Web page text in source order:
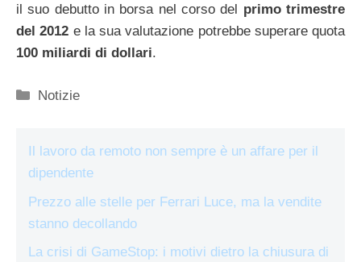
il suo debutto in borsa nel corso del primo trimestre
del 2012 e la sua valutazione potrebbe superare quota
100 miliardi di dollari.
Categorie
Notizie
Il lavoro da remoto non sempre è un affare per il
dipendente
Prezzo alle stelle per Ferrari Luce, ma la vendite
stanno decollando
La crisi di GameStop: i motivi dietro la chiusura di